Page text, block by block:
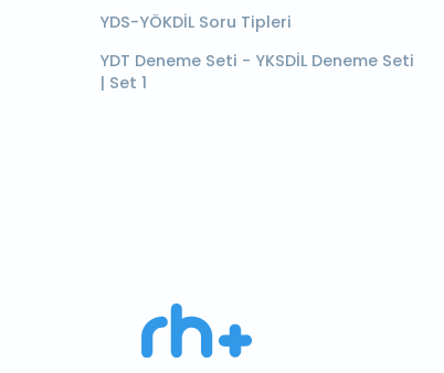
YDS-YÖKDİL Soru Tipleri
YDT Deneme Seti - YKSDİL Deneme Seti
| Set 1